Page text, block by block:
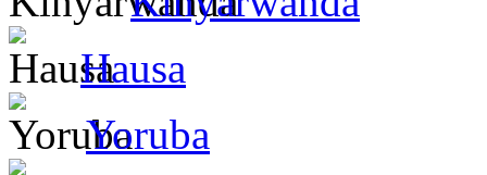
Hausa
Yoruba